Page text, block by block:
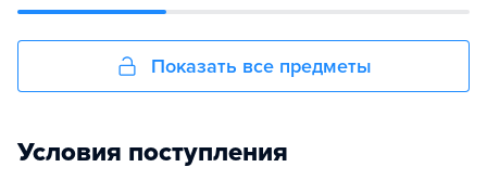
Показать все предметы
Условия поступления